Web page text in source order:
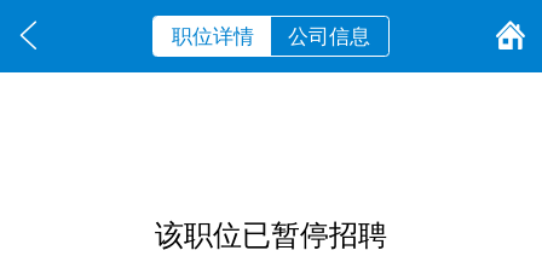
职位详情 公司信息
该职位已暂停招聘